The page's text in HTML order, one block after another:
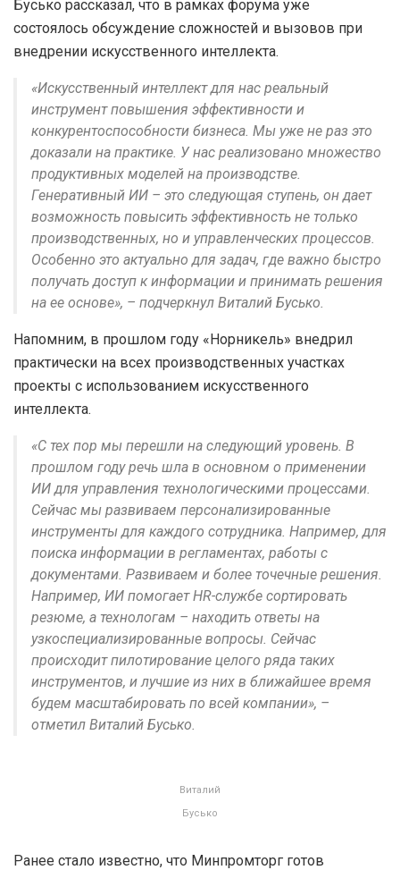
Бусько рассказал, что в рамках форума уже
состоялось обсуждение сложностей и вызовов при
внедрении искусственного интеллекта.
«Искусственный интеллект для нас реальный
инструмент повышения эффективности и
конкурентоспособности бизнеса. Мы уже не раз это
доказали на практике. У нас реализовано множество
продуктивных моделей на производстве.
Генеративный ИИ – это следующая ступень, он дает
возможность повысить эффективность не только
производственных, но и управленческих процессов.
Особенно это актуально для задач, где важно быстро
получать доступ к информации и принимать решения
на ее основе», – подчеркнул Виталий Бусько.
Напомним, в прошлом году «Норникель» внедрил
практически на всех производственных участках
проекты с использованием искусственного
интеллекта.
«С тех пор мы перешли на следующий уровень. В
прошлом году речь шла в основном о применении
ИИ для управления технологическими процессами.
Сейчас мы развиваем персонализированные
инструменты для каждого сотрудника. Например, для
поиска информации в регламентах, работы с
документами. Развиваем и более точечные решения.
Например, ИИ помогает HR-службе сортировать
резюме, а технологам – находить ответы на
узкоспециализированные вопросы. Сейчас
происходит пилотирование целого ряда таких
инструментов, и лучшие из них в ближайшее время
будем масштабировать по всей компании», –
отметил Виталий Бусько.
Виталий
Бусько
Ранее стало известно, что Минпромторг готов